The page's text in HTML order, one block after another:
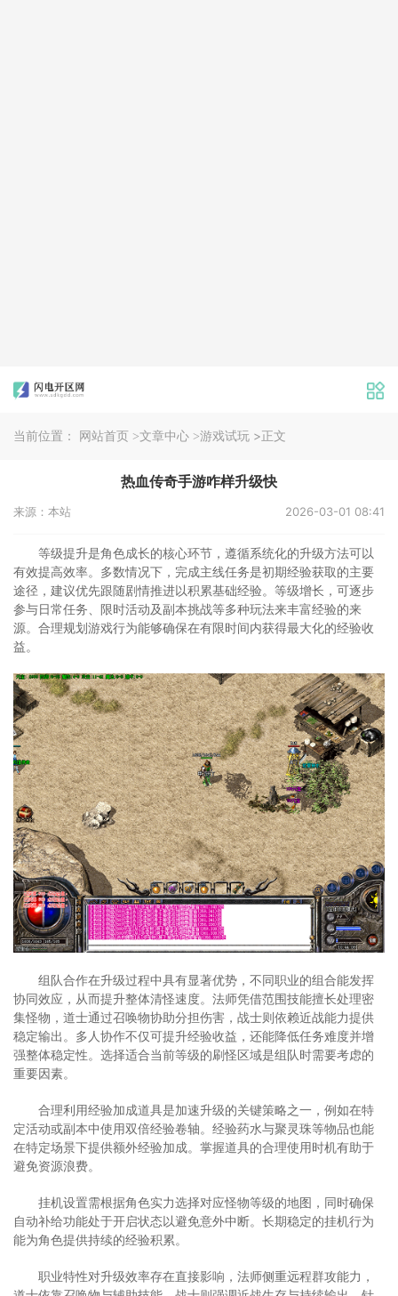
当前位置： 网站首页 >文章中心 >游戏试玩 >正文
热血传奇手游咋样升级快
来源：本站 2026-03-01 08:41
等级提升是角色成长的核心环节，遵循系统化的升级方法可以
有效提高效率。多数情况下，完成主线任务是初期经验获取的主要
途径，建议优先跟随剧情推进以积累基础经验。等级增长，可逐步
参与日常任务、限时活动及副本挑战等多种玩法来丰富经验的来
源。合理规划游戏行为能够确保在有限时间内获得最大化的经验收
益。
组队合作在升级过程中具有显著优势，不同职业的组合能发挥
协同效应，从而提升整体清怪速度。法师凭借范围技能擅长处理密
集怪物，道士通过召唤物协助分担伤害，战士则依赖近战能力提供
稳定输出。多人协作不仅可提升经验收益，还能降低任务难度并增
强整体稳定性。选择适合当前等级的刷怪区域是组队时需要考虑的
重要因素。
合理利用经验加成道具是加速升级的关键策略之一，例如在特
定活动或副本中使用双倍经验卷轴。经验药水与聚灵珠等物品也能
在特定场景下提供额外经验加成。掌握道具的合理使用时机有助于
避免资源浪费。
挂机设置需根据角色实力选择对应怪物等级的地图，同时确保
自动补给功能处于开启状态以避免意外中断。长期稳定的挂机行为
能为角色提供持续的经验积累。
职业特性对升级效率存在直接影响，法师侧重远程群攻能力，